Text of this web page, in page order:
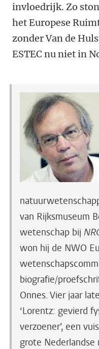
invloedrijk. Zo
het Europese
zonder Van de
ESTEC nu niet in
van Rijksmuseum
wetenschap bij
won hij de NWO
biografie/
Onnes. Vier jaar
‘Lorentz: gevierd
verzoener’, een
grote